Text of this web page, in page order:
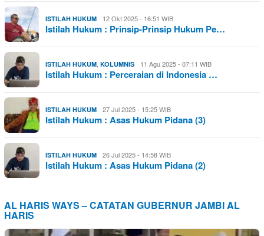
ISTILAH HUKUM 12 Okt 2025 - 16:51 WIB
Istilah Hukum : Prinsip-Prinsip Hukum Pe…
ISTILAH HUKUM, KOLUMNIS 11 Agu 2025 - 07:11 WIB
Istilah Hukum : Perceraian di Indonesia …
ISTILAH HUKUM 27 Jul 2025 - 15:25 WIB
Istilah Hukum : Asas Hukum Pidana (3)
ISTILAH HUKUM 26 Jul 2025 - 14:58 WIB
Istilah Hukum : Asas Hukum Pidana (2)
AL HARIS WAYS – CATATAN GUBERNUR JAMBI AL
HARIS